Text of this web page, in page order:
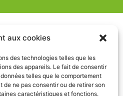
aux cookies
des technologies telles que les
des appareils. Le fait de consentir
telles que le comportement
de ne pas consentir ou de retirer son
caractéristiques et fonctions.